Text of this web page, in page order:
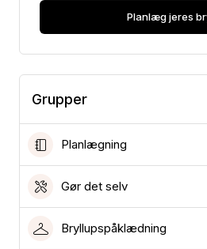
Planlæg jeres
Grupper
Planlægning
Gør det selv
Bryllupspåklædning